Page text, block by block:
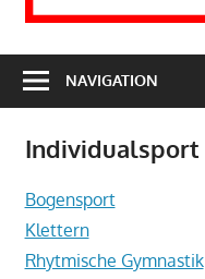
1863
Zimmern
NAVIGATION
Individualsport
Bogensport
Klettern
Rhytmische Gymnastik